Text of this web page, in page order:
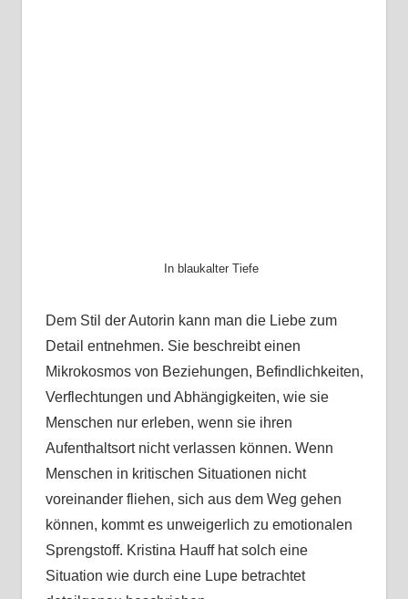
In blaukalter Tiefe
Dem Stil der Autorin kann man die Liebe zum
Detail entnehmen. Sie beschreibt einen
Mikrokosmos von Beziehungen, Befindlichkeiten,
Verflechtungen und Abhängigkeiten, wie sie
Menschen nur erleben, wenn sie ihren
Aufenthaltsort nicht verlassen können. Wenn
Menschen in kritischen Situationen nicht
voreinander fliehen, sich aus dem Weg gehen
können, kommt es unweigerlich zu emotionalen
Sprengstoff. Kristina Hauff hat solch eine
Situation wie durch eine Lupe betrachtet